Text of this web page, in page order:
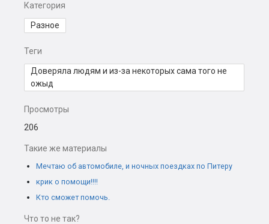
Категория
Разное
Теги
Доверяла людям и из-за некоторых сама того не
ожыд
Просмотры
206
Такие же материалы
Мечтаю об автомобиле, и ночных поездках по Питеру
крик о помощи!!!!
Кто сможет помочь.
Что то не так?